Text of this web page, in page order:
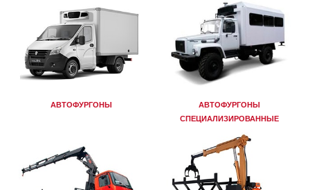
АВТОФУРГОНЫ
АВТОФУРГОНЫ
СПЕЦИАЛИЗИРОВАННЫЕ